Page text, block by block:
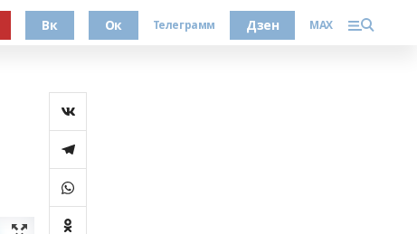
Вк Ок Телеграмм Дзен MAX